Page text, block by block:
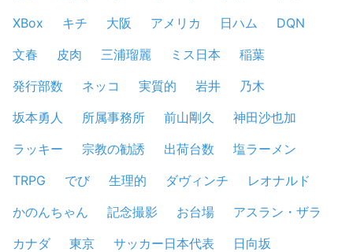
XBox
キチ 大阪 アメリカ 日ハム
DQN
文春
皮肉 三浦瑠麗 ミス日本
稲葉
発行部数
ネッコ 実質的 岩井
乃木
坂本勇人
所属事務所 前山剛久
神田沙也加
ラッキー
宗教の勧誘 出荷台数
塩ラーメン
TRPG
でび 生理的 ダヴィンチ
レオナルド
かのんちゃん
記念撮影 お台場
アスラン・ザラ
カナダ
東京 サッカー日本代表
日向坂